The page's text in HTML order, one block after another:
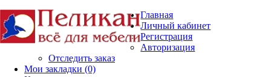
Главная
Личный кабинет
Регистрация
Авторизация
Отследить заказ
Мои закладки (0)